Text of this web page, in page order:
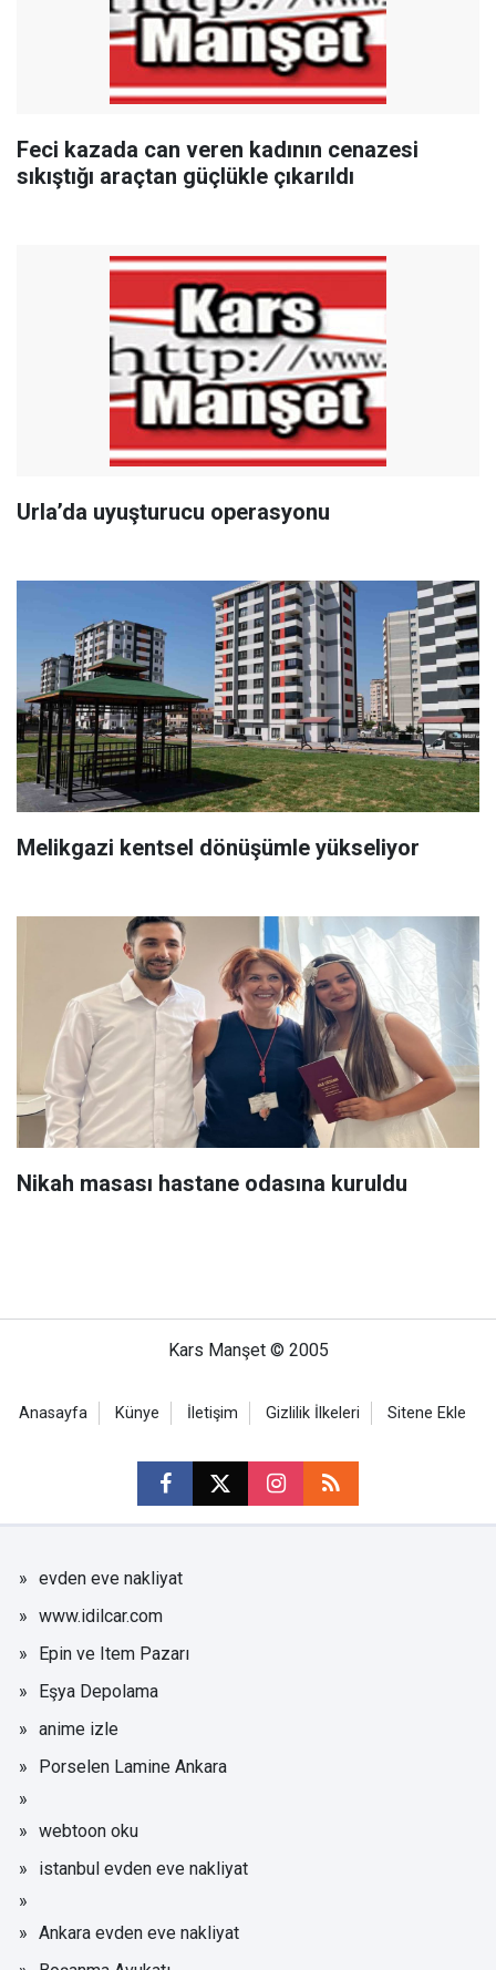
Feci kazada can veren kadının cenazesi
sıkıştığı araçtan güçlükle çıkarıldı
Urla’da uyuşturucu operasyonu
Melikgazi kentsel dönüşümle yükseliyor
Nikah masası hastane odasına kuruldu
Kars Manşet © 2005
Anasayfa Künye İletişim Gizlilik İlkeleri Sitene Ekle
evden eve nakliyat
www.idilcar.com
Epin ve Item Pazarı
Eşya Depolama
anime izle
Porselen Lamine Ankara
webtoon oku
istanbul evden eve nakliyat
Ankara evden eve nakliyat